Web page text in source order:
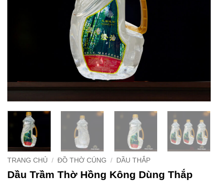
TRANG CHỦ / ĐỒ THỜ CÚNG / DẦU THẮP
Dầu Trầm Thờ Hồng Kông Dùng Thắp